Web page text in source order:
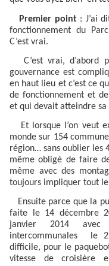
Premier point: J’ai
fonctionnement du
C’est vrai.
C’est vrai, d’abord
gouvernance est
en haut lieu et c’est ce
de fonctionnement et
et qui devait atteindre sa
Et lorsque l’on veut
monde sur 154
région… sans oublier les
même obligé de faire
même avec des
toujours impliquer tout
Ensuite parce que la
faite le 14 décembre
janvier 2014 avec
intercommunales
le
difficile, pour le
vitesse de croisière